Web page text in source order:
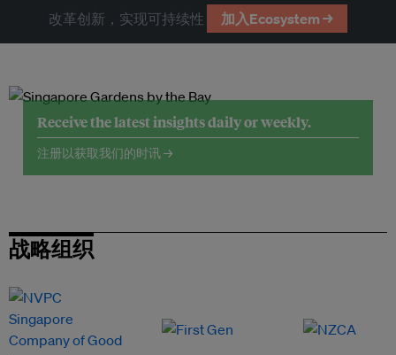
改革创新，实现可持续性 加入Ecosystem →
Receive the latest insights daily or weekly.
注册以获取我们的时讯 →
战略组织